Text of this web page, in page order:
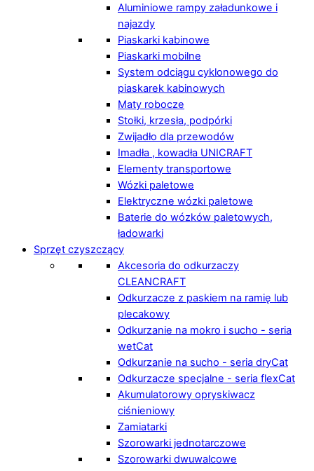
Aluminiowe rampy załadunkowe i
najazdy
Piaskarki kabinowe
Piaskarki mobilne
System odciągu cyklonowego do
piaskarek kabinowych
Maty robocze
Stołki, krzesła, podpórki
Zwijadło dla przewodów
Imadła , kowadła UNICRAFT
Elementy transportowe
Wózki paletowe
Elektryczne wózki paletowe
Baterie do wózków paletowych,
ładowarki
Sprzęt czyszczący
Akcesoria do odkurzaczy
CLEANCRAFT
Odkurzacze z paskiem na ramię lub
plecakowy
Odkurzanie na mokro i sucho - seria
wetCat
Odkurzanie na sucho - seria dryCat
Odkurzacze specjalne - seria flexCat
Akumulatorowy opryskiwacz
ciśnieniowy
Zamiatarki
Szorowarki jednotarczowe
Szorowarki dwuwalcowe